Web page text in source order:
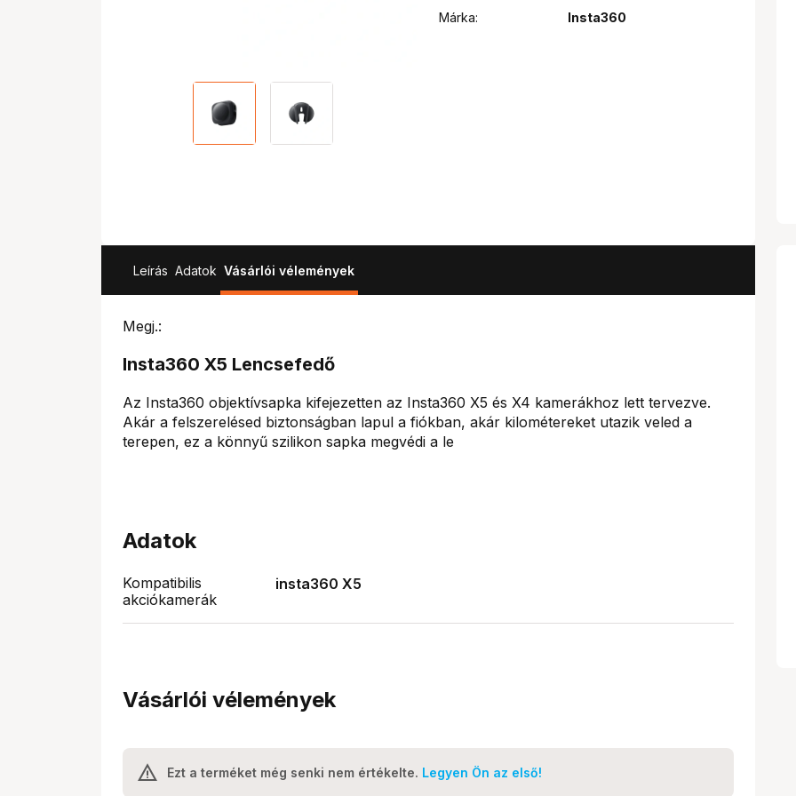
Márka:
Insta360
Leírás Adatok Vásárlói vélemények
Megj.:
Insta360 X5 Lencsefedő
Az Insta360 objektívsapka kifejezetten az Insta360 X5 és X4 kamerákhoz lett tervezve.
Akár a felszerelésed biztonságban lapul a fiókban, akár kilométereket utazik veled a
terepen, ez a könnyű szilikon sapka megvédi a le
Adatok
Kompatibilis
akciókamerák
insta360 X5
Vásárlói vélemények
Ezt a terméket még senki nem értékelte. Legyen Ön az első!